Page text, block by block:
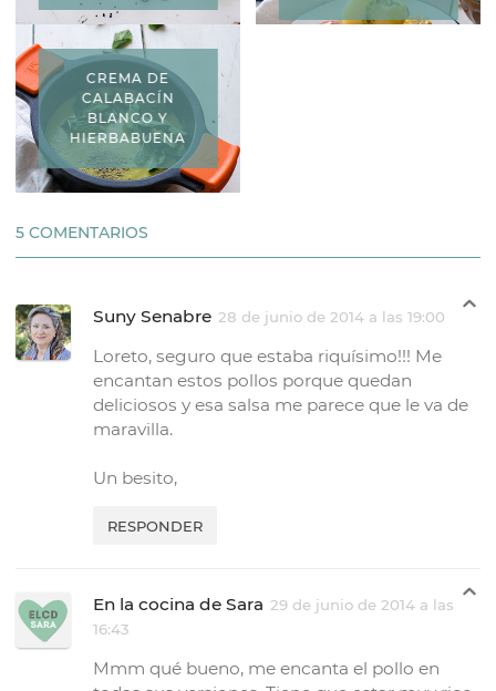
CREMA DE
CALABACÍN
BLANCO Y
HIERBABUENA
5 COMENTARIOS
Suny Senabre 28 de junio de 2014 a las 19:00
Loreto, seguro que estaba riquísimo!!! Me
encantan estos pollos porque quedan
deliciosos y esa salsa me parece que le va de
maravilla.
Un besito,
RESPONDER
En la cocina de Sara 29 de junio de 2014 a las
16:43
Mmm qué bueno, me encanta el pollo en